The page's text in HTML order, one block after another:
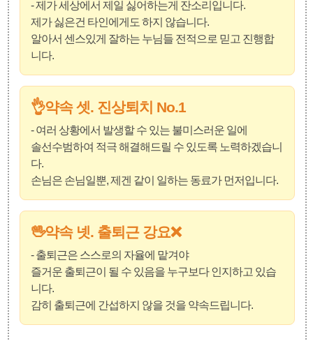
- 제가 세상에서 제일 싫어하는게 잔소리입니다.
제가 싫은건 타인에게도 하지 않습니다.
알아서 센스있게 잘하는 누님들 전적으로 믿고 진행합
니다.
👌약속 셋. 진상퇴치 No.1
- 여러 상황에서 발생할 수 있는 불미스러운 일에
솔선수범하여 적극 해결해드릴 수 있도록 노력하겠습니
다.
손님은 손님일뿐, 제겐 같이 일하는 동료가 먼저입니다.
🖖약속 넷. 출퇴근 강요❌️
- 출퇴근은 스스로의 자율에 맡겨야
즐거운 출퇴근이 될 수 있음을 누구보다 인지하고 있습
니다.
감히 출퇴근에 간섭하지 않을 것을 약속드립니다.